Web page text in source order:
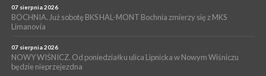
NASZ NEWS. Powstał Komitet Ochrony Ładu
Przestrzennego Miasta Bochnia. To odpowiedź na działania
magistratu
07 sierpnia 2026
BOCHNIA. Już sobotę BKS HAL-MONT Bochnia zmierzy się z MKS
Limanovia
07 sierpnia 2026
NOWY WIŚNICZ. Od poniedziałku ulica Lipnicka w Nowym Wiśniczu
będzie nieprzejezdna